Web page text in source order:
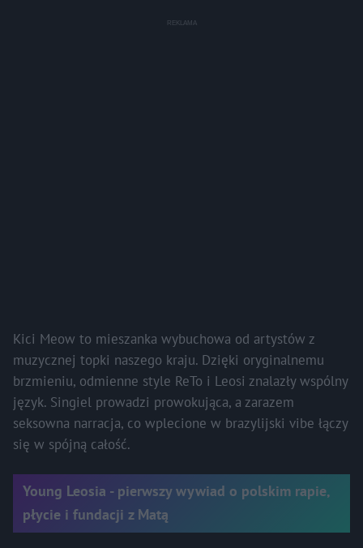
Kici Meow to mieszanka wybuchowa od artystów z
muzycznej topki naszego kraju. Dzięki oryginalnemu
brzmieniu, odmienne style ReTo i Leosi znalazły wspólny
język. Singiel prowadzi prowokująca, a zarazem
seksowna narracja, co wplecione w brazylijski vibe łączy
się w spójną całość.
Young Leosia - pierwszy wywiad o polskim rapie,
płycie i fundacji z Matą